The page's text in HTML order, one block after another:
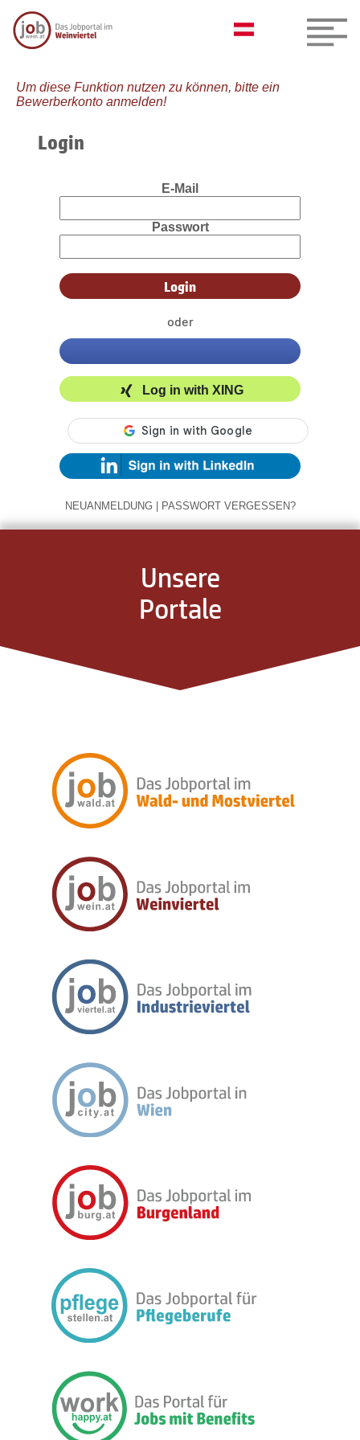
Um diese Funktion nutzen zu können, bitte ein
Bewerberkonto anmelden!
Login
E-Mail
Passwort
oder
Log in with XING
NEUANMELDUNG | PASSWORT VERGESSEN?
Unsere
Portale